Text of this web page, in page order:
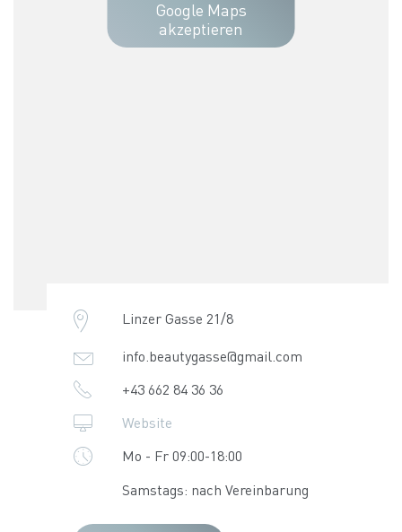
Google Maps
akzeptieren
Linzer Gasse 21/8
info.beautygasse@gmail.com
+43 662 84 36 36
Website
Mo - Fr 09:00-18:00
Samstags: nach Vereinbarung